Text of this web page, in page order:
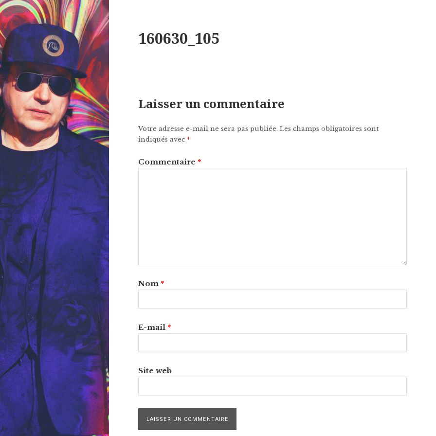
160630_105
Laisser un commentaire
Votre adresse e-mail ne sera pas publiée. Les champs obligatoires sont
indiqués avec *
Commentaire *
Nom *
E-mail *
Site web